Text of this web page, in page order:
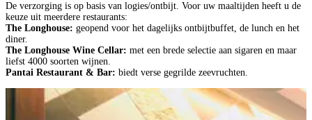
De verzorging is op basis van logies/ontbijt. Voor uw maaltijden heeft u de
keuze uit meerdere restaurants:
The Longhouse: geopend voor het dagelijks ontbijtbuffet, de lunch en het
diner.
The Longhouse Wine Cellar: met een brede selectie aan sigaren en maar
liefst 4000 soorten wijnen.
Pantai Restaurant & Bar: biedt verse gegrilde zeevruchten.